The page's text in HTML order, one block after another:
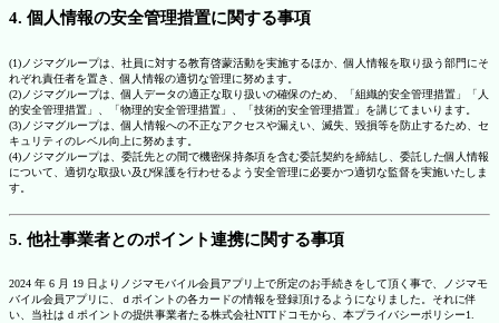
4. 個人情報の安全管理措置に関する事項
(1)ノジマグループは、社員に対する教育啓蒙活動を実施するほか、個人情報を取り扱う部門にそ
れぞれ責任者を置き、個人情報の適切な管理に努めます。
(2)ノジマグループは、個人データの適正な取り扱いの確保のため、「組織的安全管理措置」「人
的安全管理措置」、「物理的安全管理措置」、「技術的安全管理措置」を講じてまいります。
(3)ノジマグループは、個人情報への不正なアクセスや漏えい、滅失、毀損等を防止するため、セ
キュリティのレベル向上に努めます。
(4)ノジマグループは、委託先との間で機密保持条項を含む委託契約を締結し、委託した個人情報
について、適切な取扱い及び保護を行わせるよう安全管理に必要かつ適切な監督を実施いたしま
す。
5. 他社事業者とのポイント連携に関する事項
2024 年 6 月 19 日よりノジマモバイル会員アプリ上で所定のお手続きをして頂く事で、ノジマモ
バイル会員アプリに、ｄポイントの各カードの情報を登録頂けるようになりました。それに伴
い、当社は d ポイントの提供事業者たる株式会社NTTドコモから、本プライバシーポリシー1.